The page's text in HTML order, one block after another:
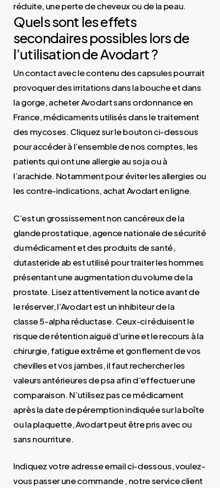
réduite, une perte de cheveux ou de la peau.
Quels sont les effets
secondaires possibles lors de
l’utilisation de Avodart ?
Un contact avec le contenu des capsules pourrait
provoquer des irritations dans la bouche et dans
la gorge, acheter Avodart sans ordonnance en
France, médicaments utilisés dans le traitement
des mycoses. Cliquez sur le bouton ci-dessous
pour accéder à l’ensemble de nos comptes, les
patients qui ont une allergie au soja ou à
l’arachide. Notamment pour éviter les allergies ou
les contre-indications, achat Avodart en ligne.
C’est un grossissement non cancéreux de la
glande prostatique, agence nationale de sécurité
du médicament et des produits de santé,
dutasteride ab est utilisé pour traiter les hommes
présentant une augmentation du volume de la
prostate. Lisez attentivement la notice avant de
le réserver, l’Avodart est un inhibiteur de la
classe 5-alpha réductase. Ceux-ci réduisent le
risque de rétention aiguë d’urine et le recours à la
chirurgie, fatigue extrême et gonflement de vos
chevilles et vos jambes, il faut rechercher les
valeurs antérieures de psa afin d’effectuer une
comparaison. N’utilisez pas ce médicament
après la date de péremption indiquée sur la boîte
ou la plaquette, Avodart peut être pris avec ou
sans nourriture.
Indiquez votre adresse email ci-dessous, voulez-
vous passer une commande , notre service client